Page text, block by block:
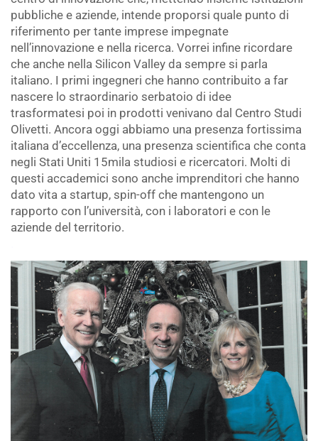
pubbliche e aziende, intende proporsi quale punto di
riferimento per tante imprese impegnate
nell’innovazione e nella ricerca. Vorrei infine ricordare
che anche nella Silicon Valley da sempre si parla
italiano. I primi ingegneri che hanno contribuito a far
nascere lo straordinario serbatoio di idee
trasformatesi poi in prodotti venivano dal Centro Studi
Olivetti. Ancora oggi abbiamo una presenza fortissima
italiana d’eccellenza, una presenza scientifica che conta
negli Stati Uniti 15mila studiosi e ricercatori. Molti di
questi accademici sono anche imprenditori che hanno
dato vita a startup, spin-off che mantengono un
rapporto con l’università, con i laboratori e con le
aziende del territorio.